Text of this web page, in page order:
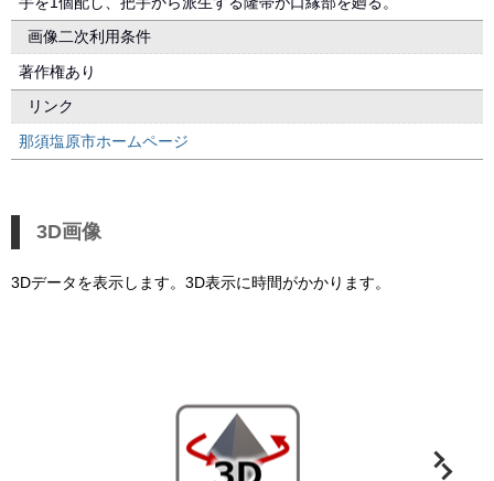
画像二次利用条件
著作権あり
リンク
那須塩原市ホームページ
3D画像
3Dデータを表示します。3D表示に時間がかかります。